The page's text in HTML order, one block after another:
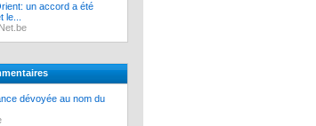
un accord a été
dévoyée au nom du